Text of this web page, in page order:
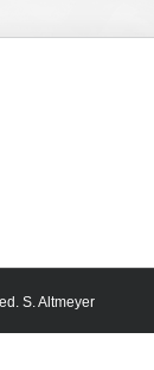
S. Altmeyer